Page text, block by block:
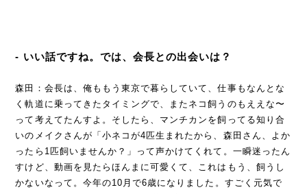
- いい話ですね。では、会長との出会いは？
森田：会長は、俺ももう東京で暮らしていて、仕事もなんとな
く軌道に乗ってきたタイミングで、またネコ飼うのもええな〜
って考えてたんすよ。そしたら、マンチカンを飼ってる知り合
いのメイクさんが「小ネコが4匹生まれたから、森田さん、よか
ったら1匹飼いませんか？」って声かけてくれて。一瞬迷ったん
すけど、動画を見たらほんまに可愛くて、これはもう、飼うし
かないなって。今年の10月で6歳になりました。すごく元気で